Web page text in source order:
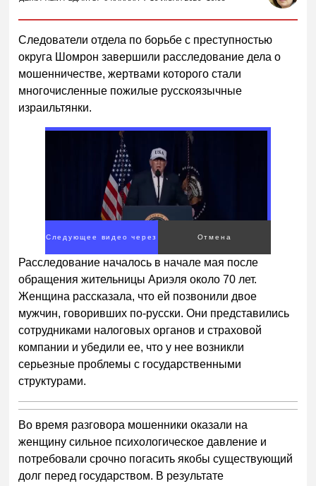
Следователи отдела по борьбе с преступностью
округа Шомрон завершили расследование дела о
мошенничестве, жертвами которого стали
многочисленные пожилые русскоязычные
израильтянки.
Следующее видео через
2
Отмена
Расследование началось в начале мая после
обращения жительницы Ариэля около 70 лет.
Женщина рассказала, что ей позвонили двое
мужчин, говоривших по-русски. Они представились
сотрудниками налоговых органов и страховой
компании и убедили ее, что у нее возникли
серьезные проблемы с государственными
структурами.
Во время разговора мошенники оказали на
женщину сильное психологическое давление и
потребовали срочно погасить якобы существующий
долг перед государством. В результате